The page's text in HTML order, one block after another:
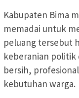
Kabupaten Bima
memadai untuk
peluang tersebut
keberanian
bersih,
kebutuhan warga.